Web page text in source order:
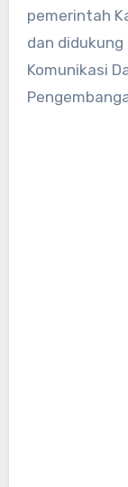
pemerintah
dan didukung
Komunikasi